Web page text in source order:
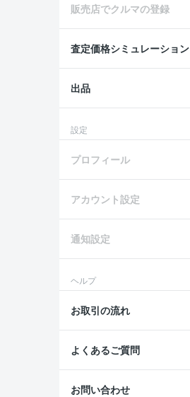
販売店でクルマの登録
査定価格シミュレーション
出品
設定
プロフィール
アカウント設定
通知設定
ヘルプ
お取引の流れ
よくあるご質問
お問い合わせ